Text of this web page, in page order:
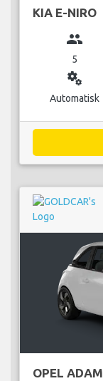
KIA E-NIRO
group
5
miscellaneous_services
Automatisk
OPEL ADAM